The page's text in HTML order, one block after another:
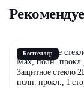
Бестселлер
Защитное стекло
полн. прокл., 1